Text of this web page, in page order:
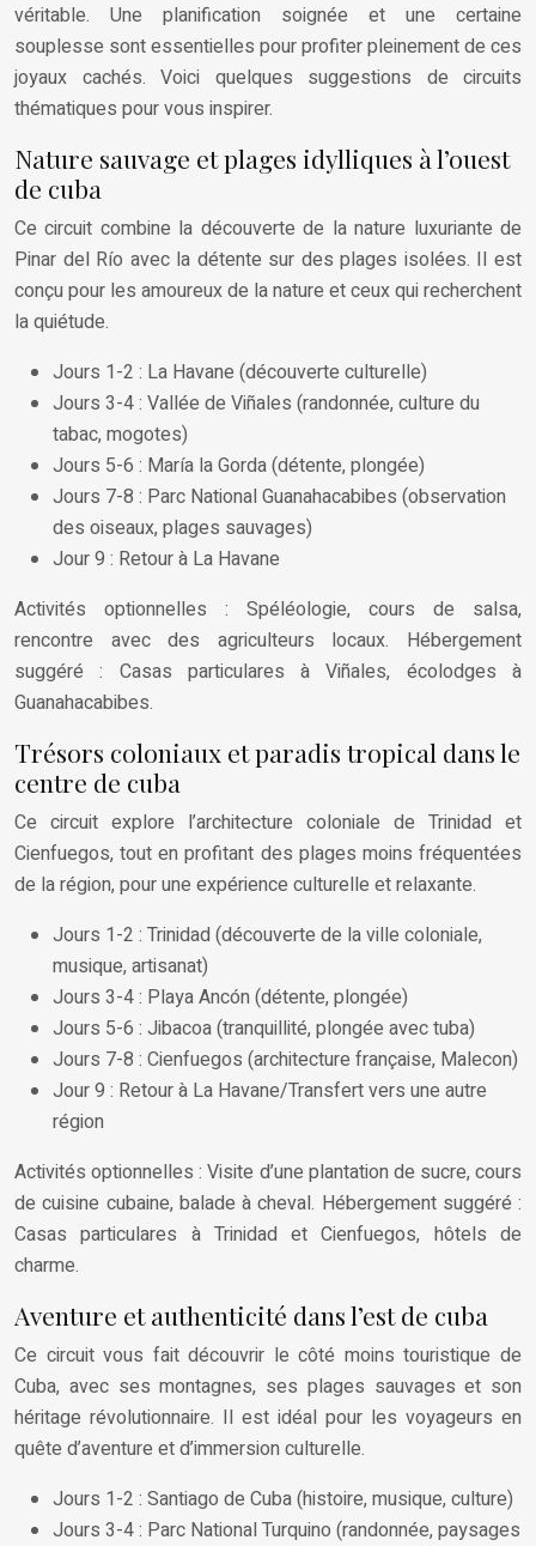
véritable. Une planification soignée et une certaine
souplesse sont essentielles pour profiter pleinement de ces
joyaux cachés. Voici quelques suggestions de circuits
thématiques pour vous inspirer.
Nature sauvage et plages idylliques à l’ouest
de cuba
Ce circuit combine la découverte de la nature luxuriante de
Pinar del Río avec la détente sur des plages isolées. Il est
conçu pour les amoureux de la nature et ceux qui recherchent
la quiétude.
Jours 1-2 : La Havane (découverte culturelle)
Jours 3-4 : Vallée de Viñales (randonnée, culture du
tabac, mogotes)
Jours 5-6 : María la Gorda (détente, plongée)
Jours 7-8 : Parc National Guanahacabibes (observation
des oiseaux, plages sauvages)
Jour 9 : Retour à La Havane
Activités optionnelles : Spéléologie, cours de salsa,
rencontre avec des agriculteurs locaux. Hébergement
suggéré : Casas particulares à Viñales, écolodges à
Guanahacabibes.
Trésors coloniaux et paradis tropical dans le
centre de cuba
Ce circuit explore l’architecture coloniale de Trinidad et
Cienfuegos, tout en profitant des plages moins fréquentées
de la région, pour une expérience culturelle et relaxante.
Jours 1-2 : Trinidad (découverte de la ville coloniale,
musique, artisanat)
Jours 3-4 : Playa Ancón (détente, plongée)
Jours 5-6 : Jibacoa (tranquillité, plongée avec tuba)
Jours 7-8 : Cienfuegos (architecture française, Malecon)
Jour 9 : Retour à La Havane/Transfert vers une autre
région
Activités optionnelles : Visite d’une plantation de sucre, cours
de cuisine cubaine, balade à cheval. Hébergement suggéré :
Casas particulares à Trinidad et Cienfuegos, hôtels de
charme.
Aventure et authenticité dans l’est de cuba
Ce circuit vous fait découvrir le côté moins touristique de
Cuba, avec ses montagnes, ses plages sauvages et son
héritage révolutionnaire. Il est idéal pour les voyageurs en
quête d’aventure et d’immersion culturelle.
Jours 1-2 : Santiago de Cuba (histoire, musique, culture)
Jours 3-4 : Parc National Turquino (randonnée, paysages